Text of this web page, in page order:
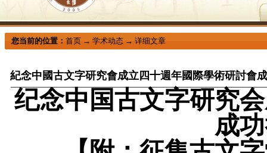
您当前的位置：首页 →学术动态 →详细文章
紀念中國古文字研究會成立四十週年國際學術研討會
纪念中国古文字研究
成